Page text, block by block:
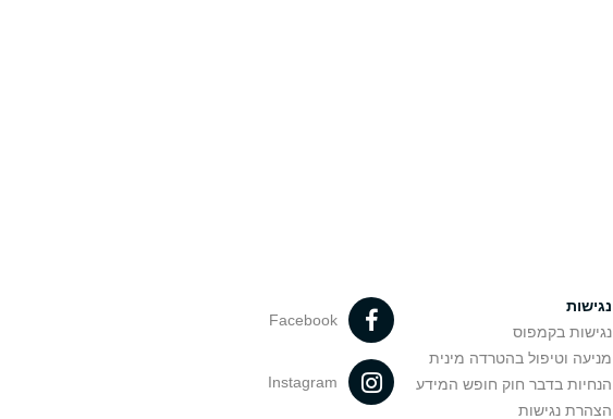
נגישות
נגישות בקמפוס
מניעה וטיפול בהטרדה מינית
הנחיות בדבר חוק חופש המידע
הצהרת נגישות
Facebook
Instagram